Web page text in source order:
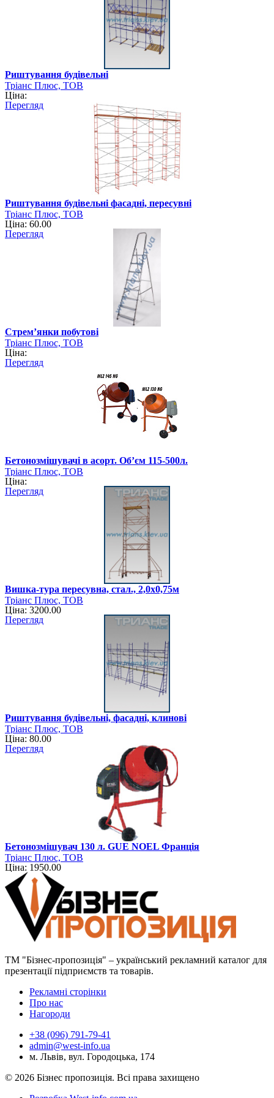
Риштування будівельні
Тріанс Плюс, ТОВ
Ціна:
Перегляд
Риштування будівельні фасадні, пересувні
Тріанс Плюс, ТОВ
Ціна: 60.00
Перегляд
Стрем’янки побутові
Тріанс Плюс, ТОВ
Ціна:
Перегляд
Бетонозмішувачі в асорт. Об’єм 115-500л.
Тріанс Плюс, ТОВ
Ціна:
Перегляд
Вишка-тура пересувна, стал., 2,0х0,75м
Тріанс Плюс, ТОВ
Ціна: 3200.00
Перегляд
Риштування будівельні, фасадні, клинові
Тріанс Плюс, ТОВ
Ціна: 80.00
Перегляд
Бетонозмішувач 130 л. GUE NOEL Франція
Тріанс Плюс, ТОВ
Ціна: 1950.00
ТМ "Бізнес-пропозиція" – український рекламний каталог для
презентації підприємств та товарів.
Рекламні сторінки
Про нас
Нагороди
+38 (096) 791-79-41
admin@west-info.ua
м. Львів, вул. Городоцька, 174
© 2026 Бізнес пропозиція. Всі права захищено